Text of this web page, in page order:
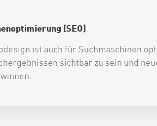
(SEO)
ist auch für Suchmaschinen
sichtbar zu sein und